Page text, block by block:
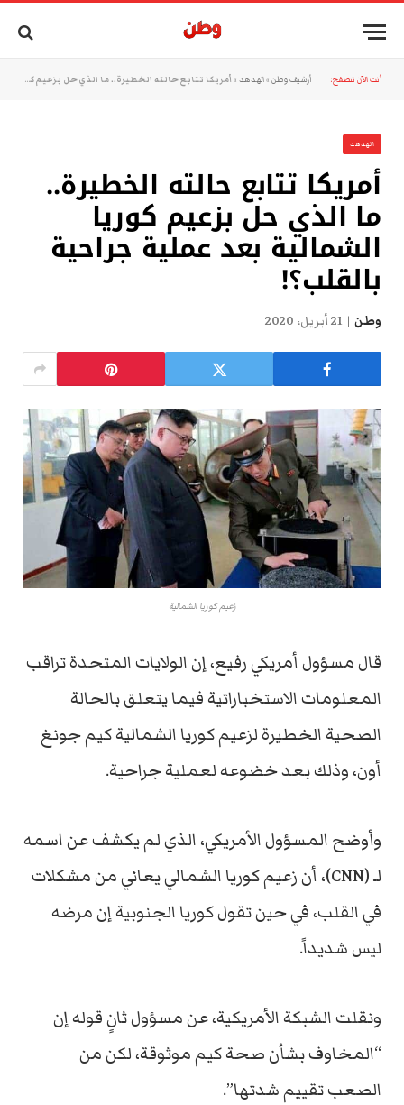
أنت الآن تتصفح: أرشيف وطن »الهدهد » أمريكا تتابع حالته الخطيرة.. ما الذي حل بزعيم كوريا الشمالية بعد عملية جراحية بالقلب؟!
الهدهد
أمريكا تتابع حالته الخطيرة..
ما الذي حل بزعيم كوريا
الشمالية بعد عملية جراحية
بالقلب؟!
وطن 21 أبريل، 2020
زعيم كوريا الشمالية
قال مسؤول أمريكي رفيع، إن الولايات المتحدة تراقب
المعلومات الاستخباراتية فيما يتعلق بالحالة
الصحية الخطيرة لزعيم كوريا الشمالية كيم جونغ
أون، وذلك بعد خضوعه لعملية جراحية.
وأوضح المسؤول الأمريكي، الذي لم يكشف عن اسمه
لـ (CNN)، أن زعيم كوريا الشمالي يعاني من مشكلات
في القلب، في حين تقول كوريا الجنوبية إن مرضه
ليس شديداً.
ونقلت الشبكة الأمريكية، عن مسؤول ثانٍ قوله إن
“المخاوف بشأن صحة كيم موثوقة، لكن من
الصعب تقييم شدتها”.